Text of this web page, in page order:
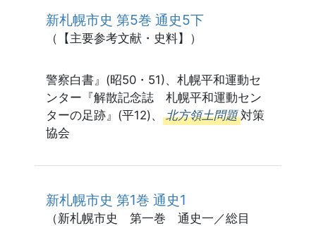
新札幌市史 第5巻 通史5下
（【主要参考文献・史料】）
警察白書』(昭50・51)、札幌平和運動セ
ンター『解散記念誌 札幌平和運動セン
ターの足跡』(平12)、 北方領土問題 対策
協会
新札幌市史 第1巻 通史1
（新札幌市史 第一巻 通史一／総目